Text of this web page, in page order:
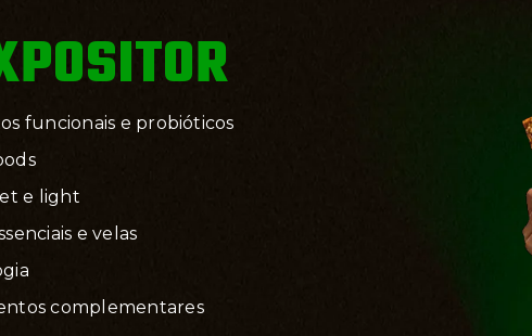
funcionais e probióticos
e light
e velas
complementares